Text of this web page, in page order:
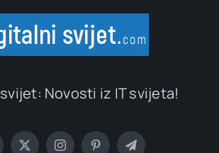
Novosti iz IT svijeta!